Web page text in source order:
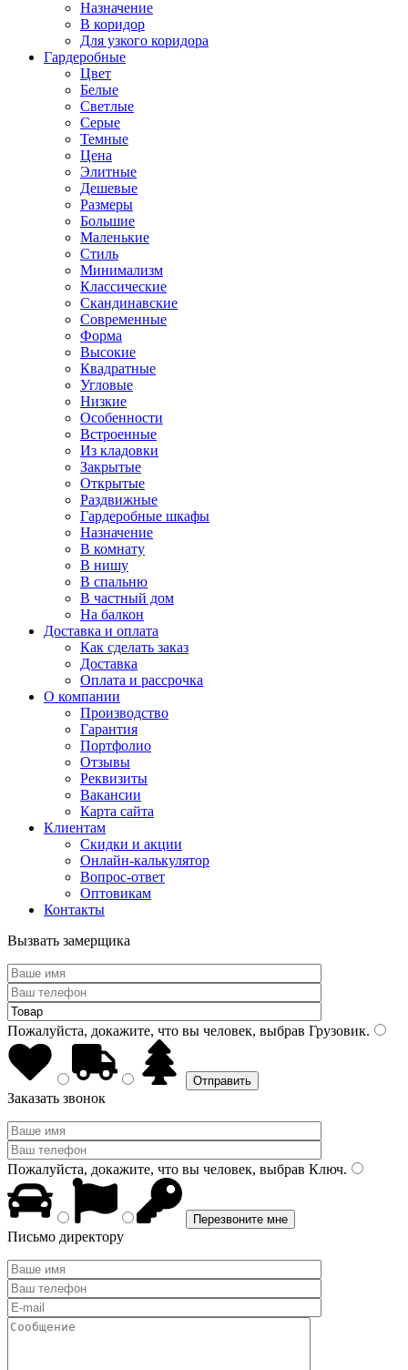
Назначение
В коридор
Для узкого коридора
Гардеробные
Цвет
Белые
Светлые
Серые
Темные
Цена
Элитные
Дешевые
Размеры
Большие
Маленькие
Стиль
Минимализм
Классические
Скандинавские
Современные
Форма
Высокие
Квадратные
Угловые
Низкие
Особенности
Встроенные
Из кладовки
Закрытые
Открытые
Раздвижные
Гардеробные шкафы
Назначение
В комнату
В нишу
В спальню
В частный дом
На балкон
Доставка и оплата
Как сделать заказ
Доставка
Оплата и рассрочка
О компании
Производство
Гарантия
Портфолио
Отзывы
Реквизиты
Вакансии
Карта сайта
Клиентам
Скидки и акции
Онлайн-калькулятор
Вопрос-ответ
Оптовикам
Контакты
Вызвать замерщика
Пожалуйста, докажите, что вы человек, выбрав Грузовик.
Заказать звонок
Пожалуйста, докажите, что вы человек, выбрав Ключ.
Письмо директору